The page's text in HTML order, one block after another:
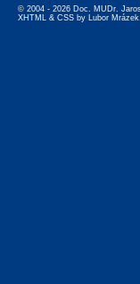
© 2004 - 2026 Doc. MUDr.
XHTML & CSS by Lubor Mrázek